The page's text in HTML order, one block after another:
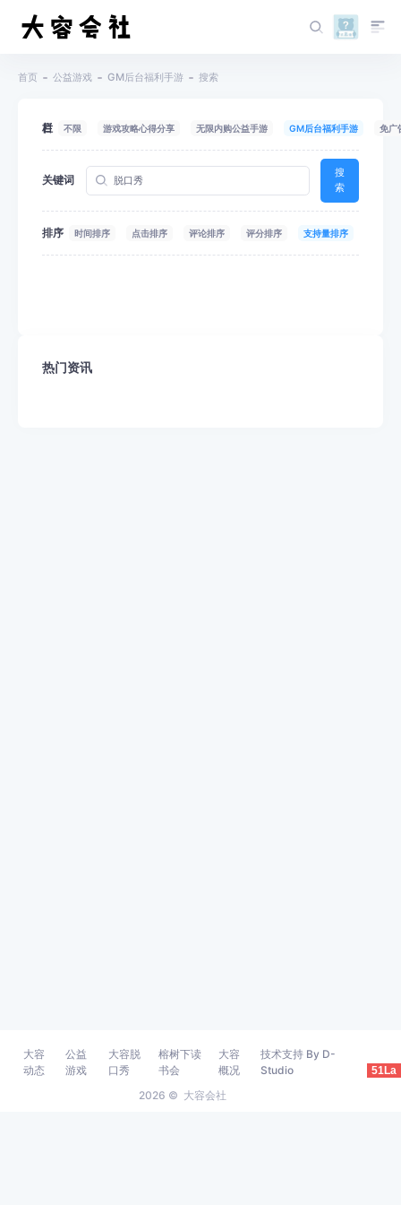
首页 公益游戏 GM后台福利手游 搜索
栏目 不限 游戏攻略心得分享 无限内购公益手游 GM后台福利手游 免广
关键词
搜
索
排序 时间排序 点击排序 评论排序 评分排序 支持量排序
热门资讯
2026 © 大容会社
大容
动态
公益
游戏
大容脱
口秀
榕树下读
书会
大容
概况
技术支持 By D-
Studio
51La